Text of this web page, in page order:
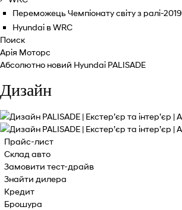
Переможець Чемпіонату світу з ралі-2019
Hyundai в WRC
Поиск
Арія Моторс
Абсолютно новий Hyundai PALISADE
Дизайн
Прайс-лист
Склад авто
Замовити тест-драйв
Знайти дилера
Кредит
Брошура